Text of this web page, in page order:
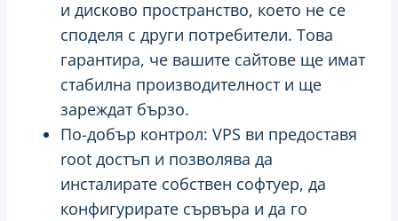
и дисково пространство, което не се
споделя с други потребители. Това
гарантира, че вашите сайтове ще имат
стабилна производителност и ще
зареждат бързо.
По-добър контрол: VPS ви предоставя
root достъп и позволява да
инсталирате собствен софтуер, да
конфигурирате сървъра и да го